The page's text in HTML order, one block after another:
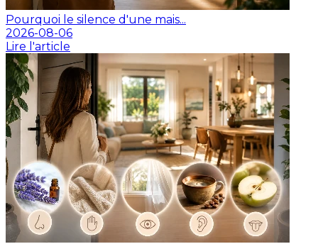
Pourquoi le silence d'une mais...
2026-08-06
Lire l'article